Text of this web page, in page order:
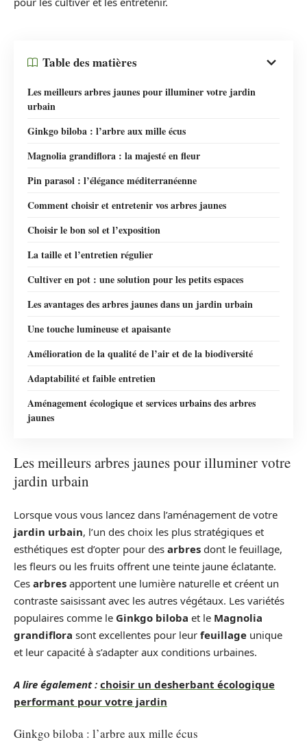
Table des matières
Les meilleurs arbres jaunes pour illuminer votre jardin
urbain
Ginkgo biloba : l’arbre aux mille écus
Magnolia grandiflora : la majesté en fleur
Pin parasol : l’élégance méditerranéenne
Comment choisir et entretenir vos arbres jaunes
Choisir le bon sol et l’exposition
La taille et l’entretien régulier
Cultiver en pot : une solution pour les petits espaces
Les avantages des arbres jaunes dans un jardin urbain
Une touche lumineuse et apaisante
Amélioration de la qualité de l’air et de la biodiversité
Adaptabilité et faible entretien
Aménagement écologique et services urbains des arbres
jaunes
Les meilleurs arbres jaunes pour illuminer votre
jardin urbain
Lorsque vous vous lancez dans l’aménagement de votre
jardin urbain, l’un des choix les plus stratégiques et
esthétiques est d’opter pour des arbres dont le feuillage,
les fleurs ou les fruits offrent une teinte jaune éclatante.
Ces arbres apportent une lumière naturelle et créent un
contraste saisissant avec les autres végétaux. Les variétés
populaires comme le Ginkgo biloba et le Magnolia
grandiflora sont excellentes pour leur feuillage unique
et leur capacité à s’adapter aux conditions urbaines.
A lire également : choisir un desherbant écologique
performant pour votre jardin
Ginkgo biloba : l’arbre aux mille écus